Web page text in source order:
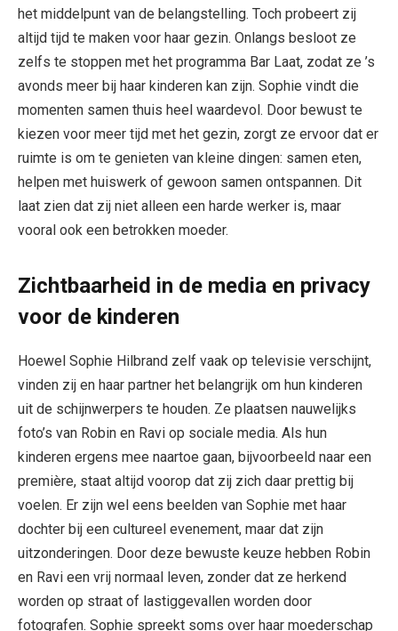
het middelpunt van de belangstelling. Toch probeert zij
altijd tijd te maken voor haar gezin. Onlangs besloot ze
zelfs te stoppen met het programma Bar Laat, zodat ze ’s
avonds meer bij haar kinderen kan zijn. Sophie vindt die
momenten samen thuis heel waardevol. Door bewust te
kiezen voor meer tijd met het gezin, zorgt ze ervoor dat er
ruimte is om te genieten van kleine dingen: samen eten,
helpen met huiswerk of gewoon samen ontspannen. Dit
laat zien dat zij niet alleen een harde werker is, maar
vooral ook een betrokken moeder.
Zichtbaarheid in de media en privacy
voor de kinderen
Hoewel Sophie Hilbrand zelf vaak op televisie verschijnt,
vinden zij en haar partner het belangrijk om hun kinderen
uit de schijnwerpers te houden. Ze plaatsen nauwelijks
foto’s van Robin en Ravi op sociale media. Als hun
kinderen ergens mee naartoe gaan, bijvoorbeeld naar een
première, staat altijd voorop dat zij zich daar prettig bij
voelen. Er zijn wel eens beelden van Sophie met haar
dochter bij een cultureel evenement, maar dat zijn
uitzonderingen. Door deze bewuste keuze hebben Robin
en Ravi een vrij normaal leven, zonder dat ze herkend
worden op straat of lastiggevallen worden door
fotografen. Sophie spreekt soms over haar moederschap